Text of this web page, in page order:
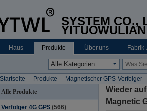
SYSTEM CO.,
YITUOWULIAN
Haus Produkte Über uns
Startseite Produkte Magnetischer GPS-Verfolger
Alle Produkte
Verfolger 4G GPS (566)
Wieder
Magnetic